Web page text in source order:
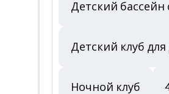
Детский
Детский клуб для
Ночной клуб